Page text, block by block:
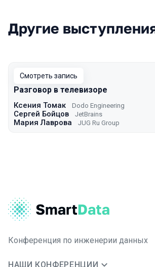
Другие
Смотреть запись
Разговор в телевизоре
Ксения Томак Dodo Engineering
Сергей Бойцов JetBrains
Мария Лаврова JUG Ru Group
Конференция по инженерии данных
НАШИ КОНФЕРЕНЦИИ